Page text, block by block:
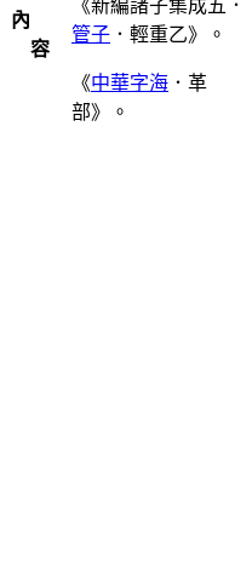
內
容
《新編諸子集成五．
管子 ．輕重乙》。
《中華字海 ．革
部》。